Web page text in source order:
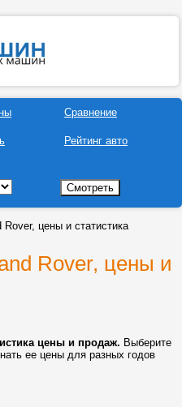
Сравнение
Рейтинг авто
цены и статистика
Rover, цены и
цены и продаж. Выберите
ее цены для разных годов